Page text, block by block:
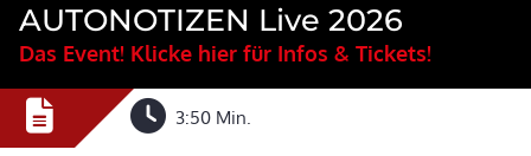
AUTONOTIZEN Live 2026
Das Event! Klicke hier für Infos & Tickets!
3:50 Min.